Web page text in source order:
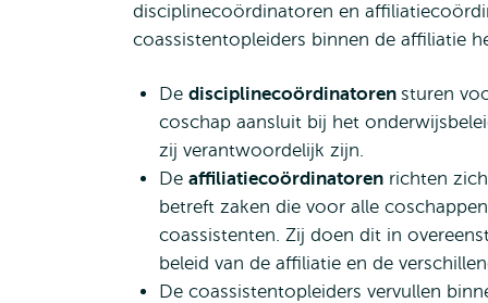
disciplinecoördinatoren en
coassistentopleiders binnen de affiliatie
De disciplinecoördinatoren sturen
coschap aansluit bij het
zij verantwoordelijk zijn.
De affiliatiecoördinatoren richten
betreft zaken die voor alle
coassistenten. Zij doen dit in
beleid van de affiliatie en de
De coassistentopleiders vervullen